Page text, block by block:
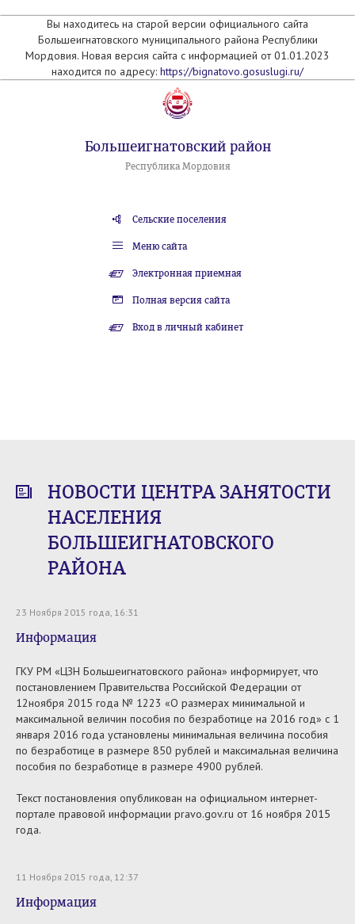
Вы находитесь на старой версии официального сайта
Большеигнатовского муниципального района Республики
Мордовия. Новая версия сайта с информацией от 01.01.2023
находится по адресу: https://bignatovo.gosuslugi.ru/
Большеигнатовский район
Республика Мордовия
Сельские поселения
Меню сайта
Электронная приемная
Полная версия сайта
Вход в личный кабинет
НОВОСТИ ЦЕНТРА ЗАНЯТОСТИ
НАСЕЛЕНИЯ
БОЛЬШЕИГНАТОВСКОГО
РАЙОНА
23 Ноября 2015 года, 16:31
Информация
ГКУ РМ «ЦЗН Большеигнатовского района» информирует, что
постановлением Правительства Российской Федерации от
12ноября 2015 года № 1223 «О размерах минимальной и
максимальной величин пособия по безработице на 2016 год» с 1
января 2016 года установлены минимальная величина пособия
по безработице в размере 850 рублей и максимальная величина
пособия по безработице в размере 4900 рублей.
Текст постановления опубликован на официальном интернет-
портале правовой информации pravo.gov.ru от 16 ноября 2015
года.
11 Ноября 2015 года, 12:37
Информация